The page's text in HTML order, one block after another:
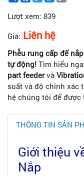
Lượt xem: 839
Giá: Liên hệ
Phễu rung cấp đế
tự động! Tìm hiểu
part feedervà
suất và độ chính xác
hệ chúng tôi để được
THÔNG TIN SẢN
Giới thiệu
Nắp